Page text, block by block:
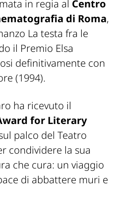
in regia al Centro
di Roma,
La testa fra le
il Premio Elsa
definitivamente con
(1994).
ha ricevuto il
for Literary
palco del Teatro
condividere la sua
che cura: un viaggio
di abbattere muri e